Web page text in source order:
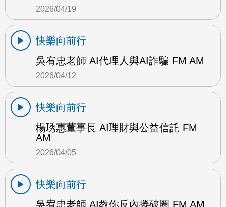
2026/04/19
快樂向前行
吳宥忠老師 AI代理人與AI詐騙 FM AM
2026/04/12
快樂向前行
楊琇惠董事長 AI理財與公益信託 FM
AM
2026/04/05
快樂向前行
吳宥忠老師 AI教你反內捲破圈 FM AM